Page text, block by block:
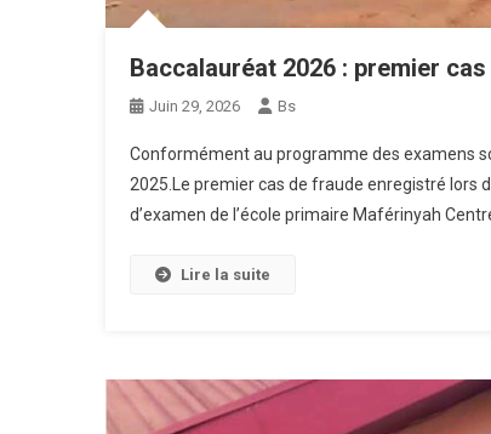
Baccalauréat 2026 : premier
Juin 29, 2026 Bs
Conformément au programme des examens
2025.Le premier cas de fraude enregistré lors
d’examen de l’école primaire Maférinyah
Lire la suite